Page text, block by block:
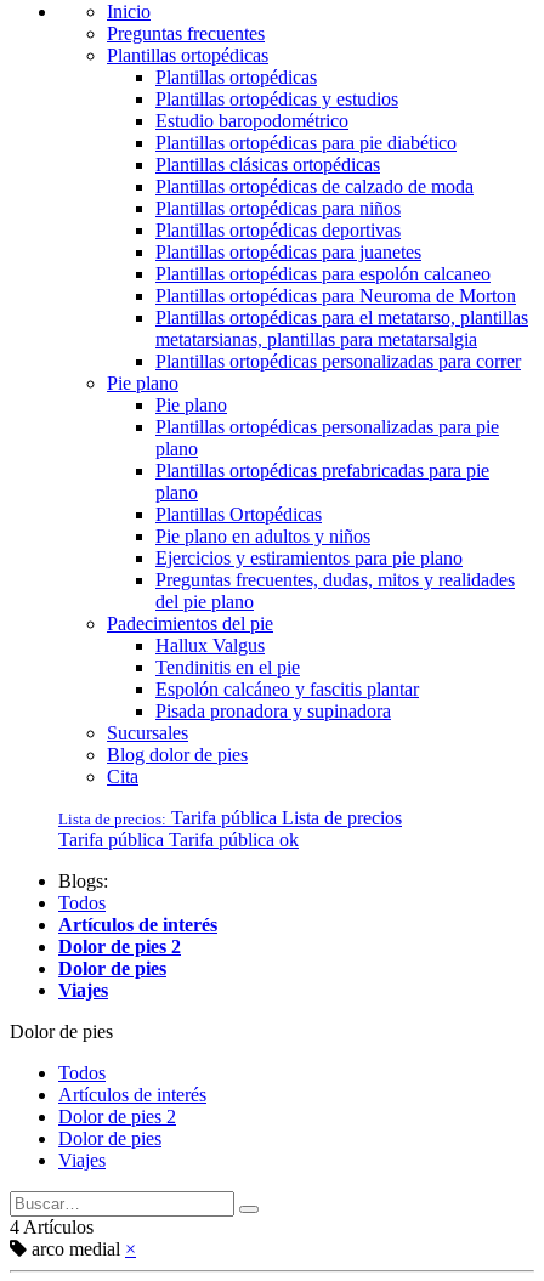
Inicio
Preguntas frecuentes
Plantillas ortopédicas
Plantillas ortopédicas
Plantillas ortopédicas y estudios
Estudio baropodométrico
Plantillas ortopédicas para pie diabético
Plantillas clásicas ortopédicas
Plantillas ortopédicas de calzado de moda
Plantillas ortopédicas para niños
Plantillas ortopédicas deportivas
Plantillas ortopédicas para juanetes
Plantillas ortopédicas para espolón calcaneo
Plantillas ortopédicas para Neuroma de Morton
Plantillas ortopédicas para el metatarso, plantillas
metatarsianas, plantillas para metatarsalgia
Plantillas ortopédicas personalizadas para correr
Pie plano
Pie plano
Plantillas ortopédicas personalizadas para pie
plano
Plantillas ortopédicas prefabricadas para pie
plano
Plantillas Ortopédicas
Pie plano en adultos y niños
Ejercicios y estiramientos para pie plano
Preguntas frecuentes, dudas, mitos y realidades
del pie plano
Padecimientos del pie
Hallux Valgus
Tendinitis en el pie
Espolón calcáneo y fascitis plantar
Pisada pronadora y supinadora
Sucursales
Blog dolor de pies
Cita
Lista de precios: Tarifa pública Lista de precios
Tarifa pública Tarifa pública ok
Blogs:
Todos
Artículos de interés
Dolor de pies 2
Dolor de pies
Viajes
Dolor de pies
Todos
Artículos de interés
Dolor de pies 2
Dolor de pies
Viajes
4 Artículos
arco medial ×